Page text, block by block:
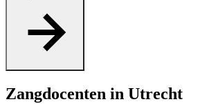
Zangdocenten in Utrecht